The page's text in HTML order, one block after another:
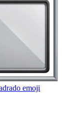
emoji